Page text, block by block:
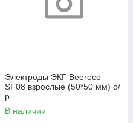
Электроды ЭКГ Beereco
SF08 взрослые (50*50 мм) о/
р
В наличии